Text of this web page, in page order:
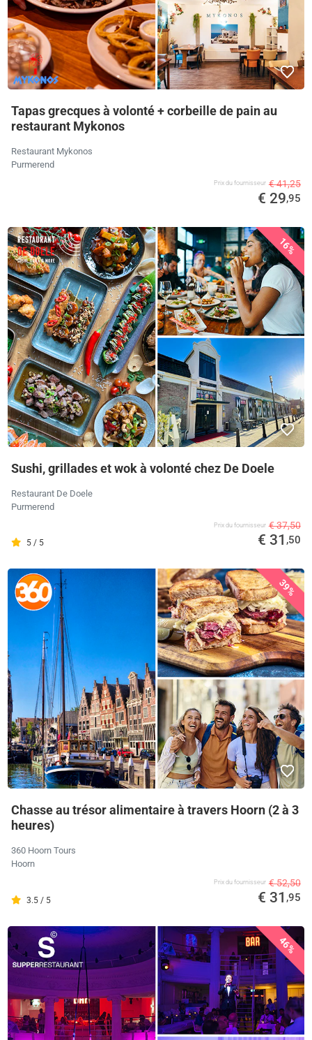
Tapas grecques à volonté + corbeille de pain au
restaurant Mykonos
Restaurant Mykonos
Purmerend
Prix ​​du fournisseur € 41,25
€ 29,95
16%
Sushi, grillades et wok à volonté chez De Doele
Restaurant De Doele
Purmerend
5 / 5
Prix ​​du fournisseur € 37,50
€ 31 ,50
39%
Chasse au trésor alimentaire à travers Hoorn (2 à 3
heures)
360 Hoorn Tours
Hoorn
3.5 / 5
Prix ​​du fournisseur € 52,50
€ 31 ,95
46%